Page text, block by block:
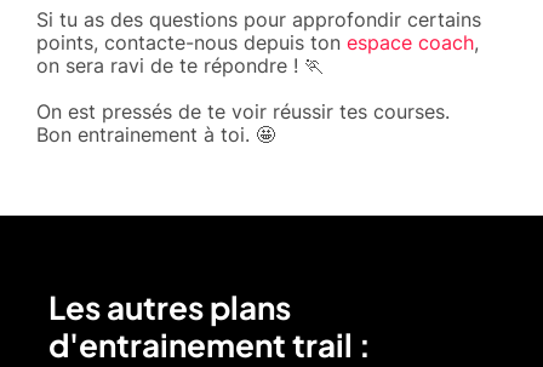
Si tu as des questions pour approfondir certains
points, contacte-nous depuis ton espace coach,
on sera ravi de te répondre ! 🏃
On est pressés de te voir réussir tes courses.
Bon entrainement à toi. 🤩
Les autres plans
d'entrainement trail :